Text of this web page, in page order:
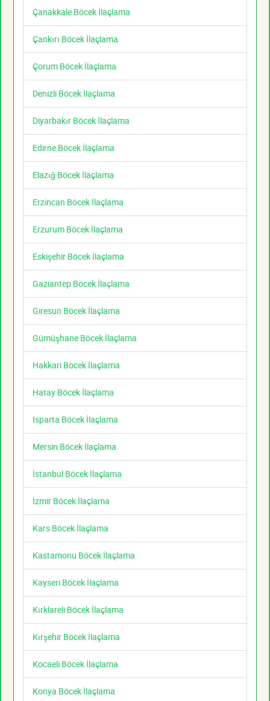
Çanakkale Böcek İlaçlama
Çankırı Böcek İlaçlama
Çorum Böcek İlaçlama
Denizli Böcek İlaçlama
Diyarbakır Böcek İlaçlama
Edirne Böcek İlaçlama
Elazığ Böcek İlaçlama
Erzincan Böcek İlaçlama
Erzurum Böcek İlaçlama
Eskişehir Böcek İlaçlama
Gaziantep Böcek İlaçlama
Giresun Böcek İlaçlama
Gümüşhane Böcek İlaçlama
Hakkari Böcek İlaçlama
Hatay Böcek İlaçlama
Isparta Böcek İlaçlama
Mersin Böcek İlaçlama
İstanbul Böcek İlaçlama
İzmir Böcek İlaçlama
Kars Böcek İlaçlama
Kastamonu Böcek İlaçlama
Kayseri Böcek İlaçlama
Kırklareli Böcek İlaçlama
Kırşehir Böcek İlaçlama
Kocaeli Böcek İlaçlama
Konya Böcek İlaçlama